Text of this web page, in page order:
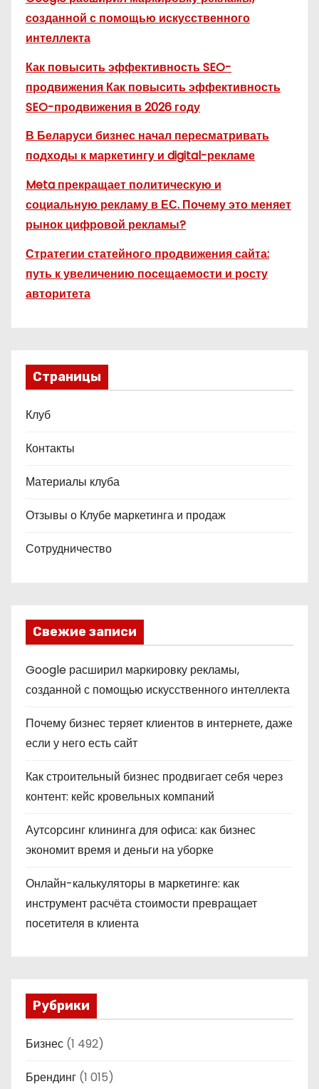
созданной с помощью искусственного
интеллекта
Как повысить эффективность SEO-
продвижения Как повысить эффективность
SEO-продвижения в 2026 году
В Беларуси бизнес начал пересматривать
подходы к маркетингу и digital-рекламе
Meta прекращает политическую и
социальную рекламу в ЕС. Почему это меняет
рынок цифровой рекламы?
Стратегии статейного продвижения сайта:
путь к увеличению посещаемости и росту
авторитета
Страницы
Клуб
Контакты
Материалы клуба
Отзывы о Клубе маркетинга и продаж
Сотрудничество
Свежие записи
Google расширил маркировку рекламы,
созданной с помощью искусственного интеллекта
Почему бизнес теряет клиентов в интернете, даже
если у него есть сайт
Как строительный бизнес продвигает себя через
контент: кейс кровельных компаний
Аутсорсинг клининга для офиса: как бизнес
экономит время и деньги на уборке
Онлайн-калькуляторы в маркетинге: как
инструмент расчёта стоимости превращает
посетителя в клиента
Рубрики
Бизнес (1 492)
Брендинг (1 015)